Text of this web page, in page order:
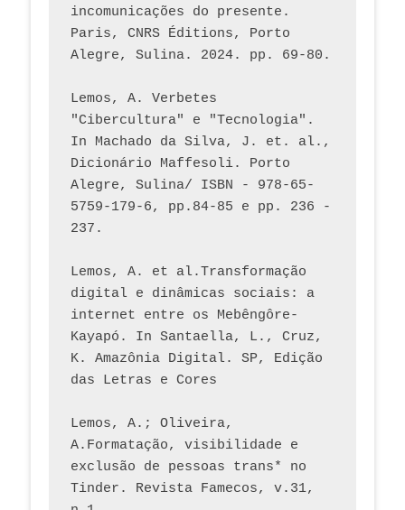
incomunicações do presente.
Paris, CNRS Éditions, Porto
Lemos, A. Verbetes
"Cibercultura" e "Tecnologia".
In Machado da Silva, J. et. al.,
Dicionário Maffesoli. Porto
Alegre, Sulina/ ISBN - 978-65-
5759-179-6, pp.84-85 e pp. 236 -
237.
Lemos, A. et al.Transformação
digital e dinâmicas sociais: a
internet entre os Mebêngôre-
Kayapó. In Santaella, L., Cruz,
K. Amazônia Digital. SP, Edição
das Letras e Cores
Lemos, A.; Oliveira,
A.Formatação, visibilidade e
exclusão de pessoas trans* no
Tinder. Revista Famecos, v.31,